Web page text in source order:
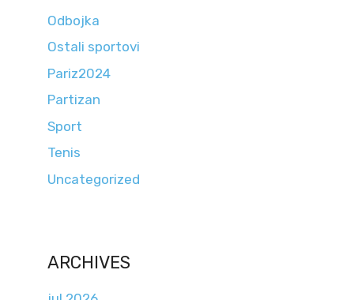
Odbojka
Ostali sportovi
Pariz2024
Partizan
Sport
Tenis
Uncategorized
ARCHIVES